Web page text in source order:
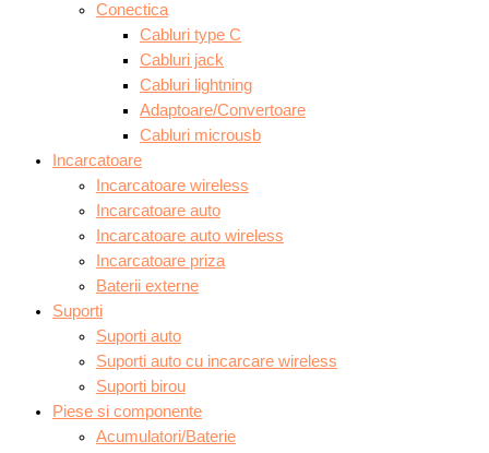
Conectica
Cabluri type C
Cabluri jack
Cabluri lightning
Adaptoare/Convertoare
Cabluri microusb
Incarcatoare
Incarcatoare wireless
Incarcatoare auto
Incarcatoare auto wireless
Incarcatoare priza
Baterii externe
Suporti
Suporti auto
Suporti auto cu incarcare wireless
Suporti birou
Piese si componente
Acumulatori/Baterie